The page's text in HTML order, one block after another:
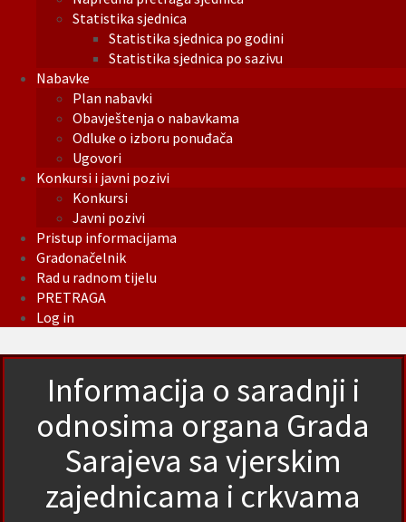
Statistika sjednica
Statistika sjednica po godini
Statistika sjednica po sazivu
Nabavke
Plan nabavki
Obavještenja o nabavkama
Odluke o izboru ponuđača
Ugovori
Konkursi i javni pozivi
Konkursi
Javni pozivi
Pristup informacijama
Gradonačelnik
Rad u radnom tijelu
PRETRAGA
Log in
Informacija o saradnji i
odnosima organa Grada
Sarajeva sa vjerskim
zajednicama i crkvama